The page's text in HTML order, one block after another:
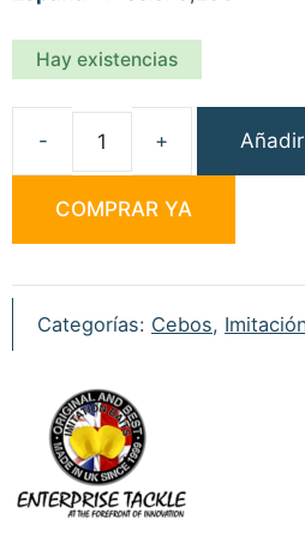
Hay existencias
Enterprise
Imitación
Maíz
Azul
COMPRAR YA
Categorías: Cebos,